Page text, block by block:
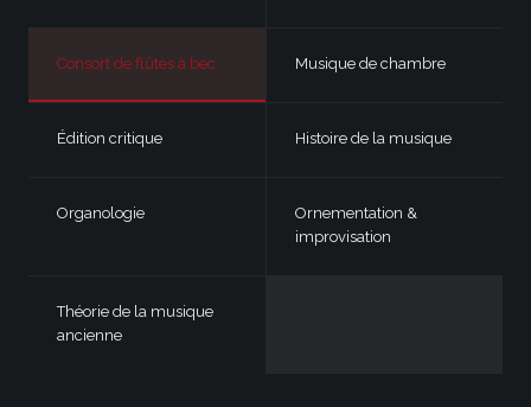
Consort de flûtes à bec Musique de chambre
Édition critique Histoire de la musique
Organologie
Ornementation &
improvisation
Théorie de la musique
ancienne